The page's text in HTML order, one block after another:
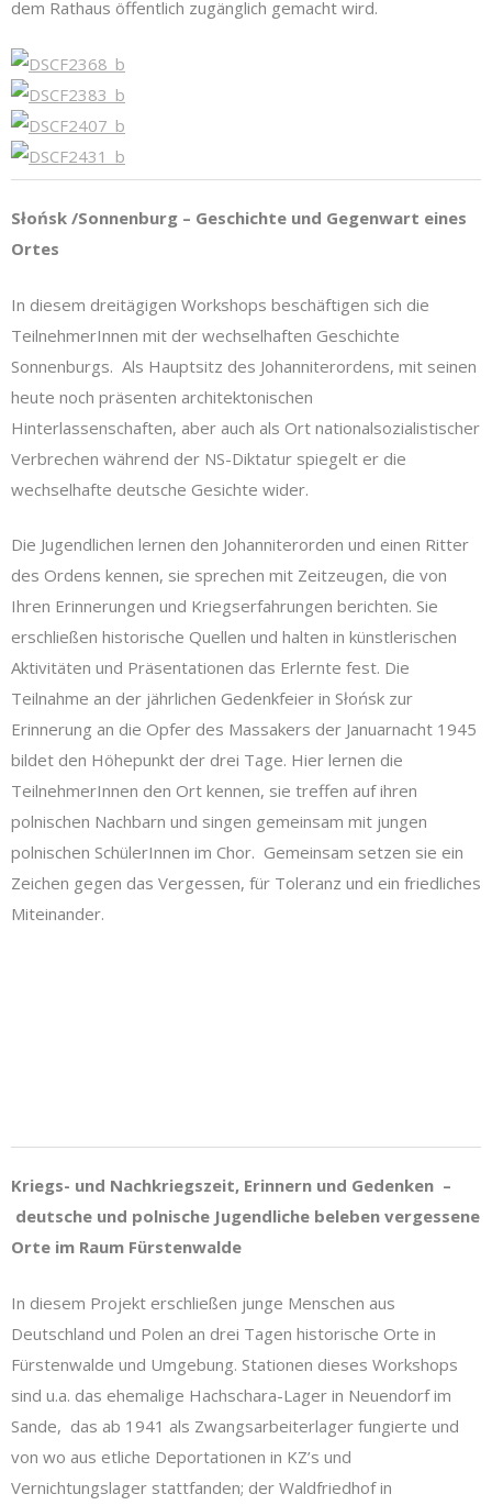
dem Rathaus öffentlich zugänglich gemacht wird.
Słońsk /Sonnenburg – Geschichte und Gegenwart eines
Ortes
In diesem dreitägigen Workshops beschäftigen sich die
TeilnehmerInnen mit der wechselhaften Geschichte
Sonnenburgs. Als Hauptsitz des Johanniterordens, mit seinen
heute noch präsenten architektonischen
Hinterlassenschaften, aber auch als Ort nationalsozialistischer
Verbrechen während der NS-Diktatur spiegelt er die
wechselhafte deutsche Gesichte wider.
Die Jugendlichen lernen den Johanniterorden und einen Ritter
des Ordens kennen, sie sprechen mit Zeitzeugen, die von
Ihren Erinnerungen und Kriegserfahrungen berichten. Sie
erschließen historische Quellen und halten in künstlerischen
Aktivitäten und Präsentationen das Erlernte fest. Die
Teilnahme an der jährlichen Gedenkfeier in Słońsk zur
Erinnerung an die Opfer des Massakers der Januarnacht 1945
bildet den Höhepunkt der drei Tage. Hier lernen die
TeilnehmerInnen den Ort kennen, sie treffen auf ihren
polnischen Nachbarn und singen gemeinsam mit jungen
polnischen SchülerInnen im Chor. Gemeinsam setzen sie ein
Zeichen gegen das Vergessen, für Toleranz und ein friedliches
Miteinander.
Kriegs- und Nachkriegszeit, Erinnern und Gedenken –
deutsche und polnische Jugendliche beleben vergessene
Orte im Raum Fürstenwalde
In diesem Projekt erschließen junge Menschen aus
Deutschland und Polen an drei Tagen historische Orte in
Fürstenwalde und Umgebung. Stationen dieses Workshops
sind u.a. das ehemalige Hachschara-Lager in Neuendorf im
Sande, das ab 1941 als Zwangsarbeiterlager fungierte und
von wo aus etliche Deportationen in KZ’s und
Vernichtungslager stattfanden; der Waldfriedhof in